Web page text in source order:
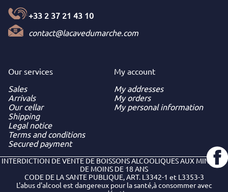
+33 2 37 21 43 10
contact@lacavedumarche.com
Our services
Sales
Arrivals
Our cellar
Shipping
Legal notice
Terms and conditions
Secured payment
My account
My addresses
My orders
My personal information
INTERDICTION DE VENTE DE BOISSONS ALCOOLIQUES AUX MINEURS
DE MOINS DE 18 ANS
CODE DE LA SANTE PUBLIQUE, ART. L3342-1 et L3353-3
L'abus d'alcool est dangereux pour la santé,à consommer avec